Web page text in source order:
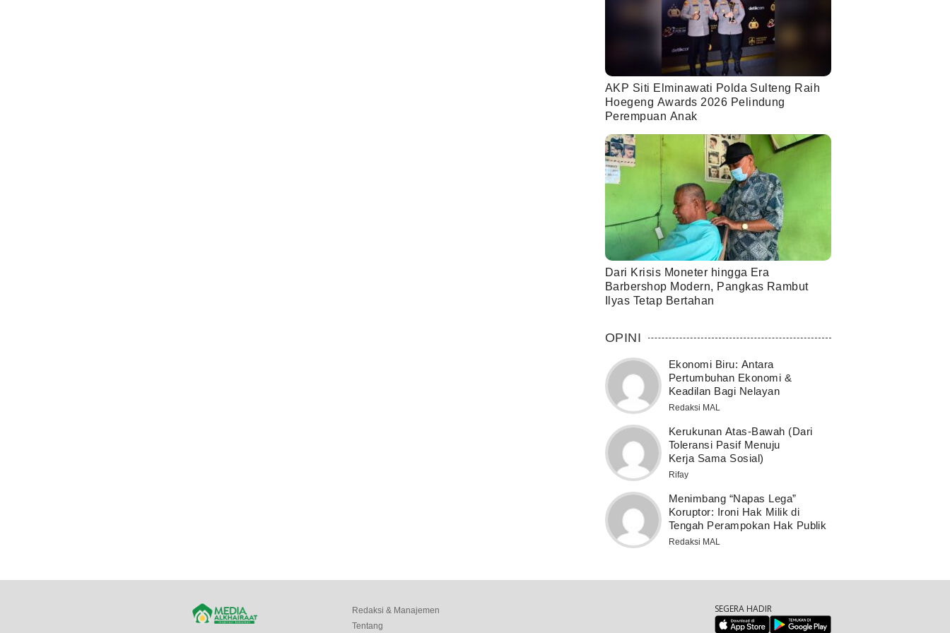
AKP Siti Elminawati Polda Sulteng Raih
Hoegeng Awards 2026 Pelindung
Perempuan Anak
Dari Krisis Moneter hingga Era
Barbershop Modern, Pangkas Rambut
Ilyas Tetap Bertahan
OPINI
Ekonomi Biru: Antara
Pertumbuhan Ekonomi &
Keadilan Bagi Nelayan
Redaksi MAL
Kerukunan Atas-Bawah (Dari
Toleransi Pasif Menuju
Kerja Sama Sosial)
Rifay
Menimbang “Napas Lega”
Koruptor: Ironi Hak Milik di
Tengah Perampokan Hak Publik
Redaksi MAL
Redaksi & Manajemen
Tentang
SEGERA HADIR